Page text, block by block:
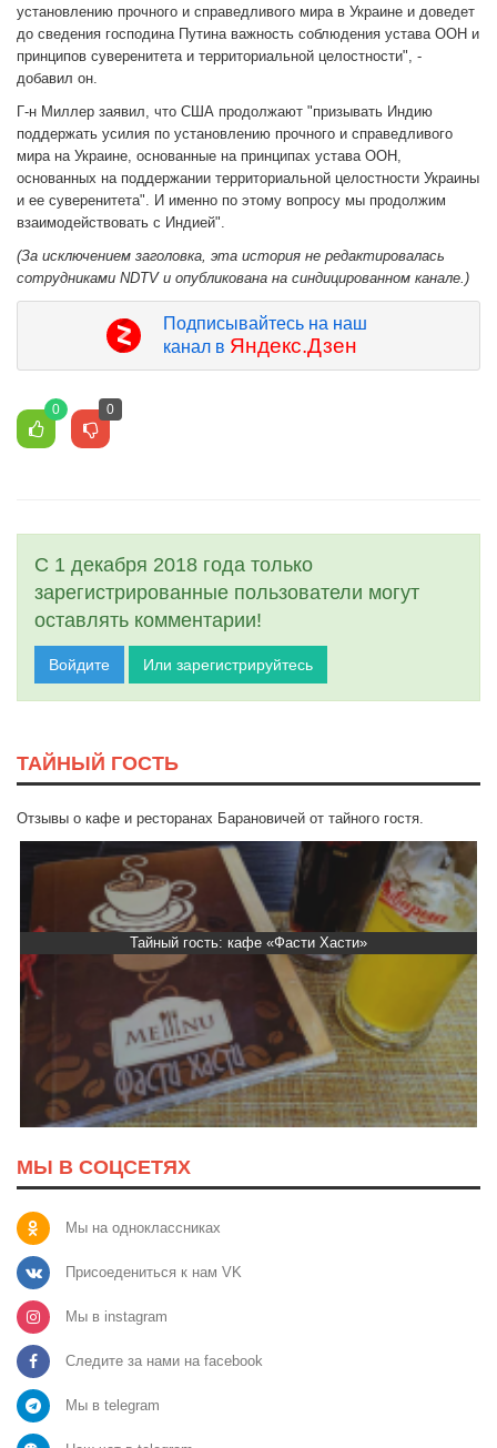
установлению прочного и справедливого мира в Украине и доведет
до сведения господина Путина важность соблюдения устава ООН и
принципов суверенитета и территориальной целостности", -
добавил он.
Г-н Миллер заявил, что США продолжают "призывать Индию
поддержать усилия по установлению прочного и справедливого
мира на Украине, основанные на принципах устава ООН,
основанных на поддержании территориальной целостности Украины
и ее суверенитета". И именно по этому вопросу мы продолжим
взаимодействовать с Индией".
(За исключением заголовка, эта история не редактировалась
сотрудниками NDTV и опубликована на синдицированном канале.)
Подписывайтесь на наш
канал в Яндекс.Дзен
0 0
С 1 декабря 2018 года только
зарегистрированные пользователи могут
оставлять комментарии!
Войдите Или зарегистрируйтесь
ТАЙНЫЙ ГОСТЬ
Отзывы о кафе и ресторанах Барановичей от тайного гостя.
Тайный гость: кафе «Фасти Хасти»
МЫ В СОЦСЕТЯХ
Мы на одноклассниках
Присоедениться к нам VK
Мы в instagram
Следите за нами на facebook
Мы в telegram